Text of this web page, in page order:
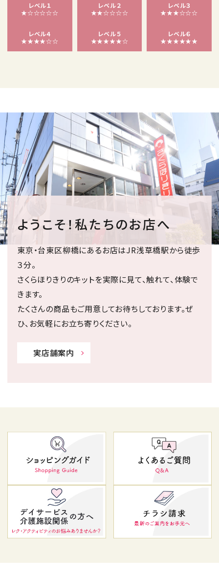
レベル１
★☆☆☆☆☆
レベル２
★★☆☆☆☆
レベル３
★★★☆☆☆
レベル４
★★★★☆☆
レベル５
★★★★★☆
レベル６
★★★★★★
ようこそ！私たちのお店へ
東京・台東区柳橋にあるお店はJR浅草橋駅から徒歩
３分。
さくらほりきりのキットを実際に見て、触れて、体験で
きます。
たくさんの商品もご用意してお待ちしております。ぜ
ひ、お気軽にお立ち寄りください。
実店舗案内